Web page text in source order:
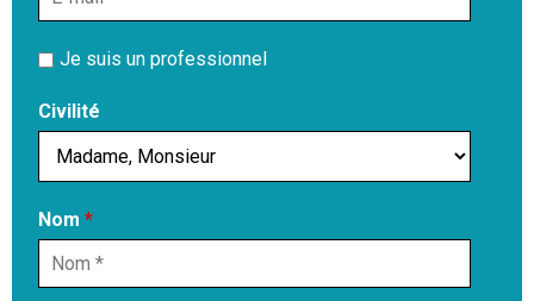
Je suis un professionnel
Civilité
Nom *